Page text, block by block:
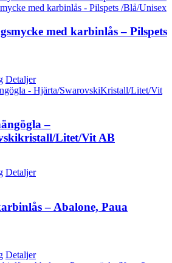
med karbinlås – Pilspets
Detaljer
–
Litet/Vit AB
Detaljer
– Abalone, Paua
Detaljer